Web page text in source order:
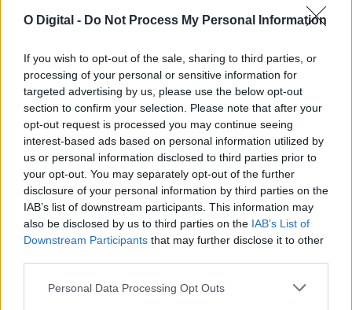
O Digital - Do Not Process My Personal Information
If you wish to opt-out of the sale, sharing to third parties, or
processing of your personal or sensitive information for
targeted advertising by us, please use the below opt-out
section to confirm your selection. Please note that after your
opt-out request is processed you may continue seeing
interest-based ads based on personal information utilized by
us or personal information disclosed to third parties prior to
your opt-out. You may separately opt-out of the further
disclosure of your personal information by third parties on the
IAB’s list of downstream participants. This information may
also be disclosed by us to third parties on the IAB’s List of
Downstream Participants that may further disclose it to other
Personal Data Processing Opt Outs
Volta: Regresso ao Alentejo e ao Algarve propicia nova
chegada ao sprint
A segunda etapa da 87.ª Volta a Portugal em bicicleta decorre
hoje entre Sines...